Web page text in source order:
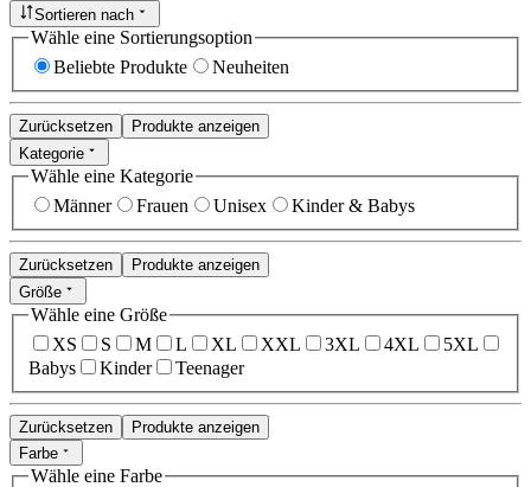
Sortieren nach
Wähle eine Sortierungsoption
Beliebte Produkte
Neuheiten
Zurücksetzen
Produkte anzeigen
Kategorie
Wähle eine Kategorie
Männer
Frauen Unisex Kinder & Babys
Zurücksetzen
Produkte anzeigen
Größe
Wähle eine Größe
XS
S M L XL XXL 3XL 4XL
5XL
Babys
Kinder Teenager
Zurücksetzen
Produkte anzeigen
Farbe
Wähle eine Farbe